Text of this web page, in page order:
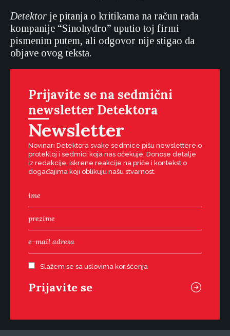
Detektor je pitanja o kritikama na račun rada
kompanije “Sinohydro” uputio toj firmi
pismenim putem, ali odgovor nije stigao da
objave ovog teksta.
Prijavite se na sedmični
newsletter Detektora
Newsletter
Novinari Detektora svake sedmice pišu newslettere o
protekloj i sedmici koja nas očekuje. Donose detalje
iz redakcije, iskrene reakcije na priče i kontekst o
događajima koji oblikuju našu stvarnost.
Slažem se sa uslovima korišćenja